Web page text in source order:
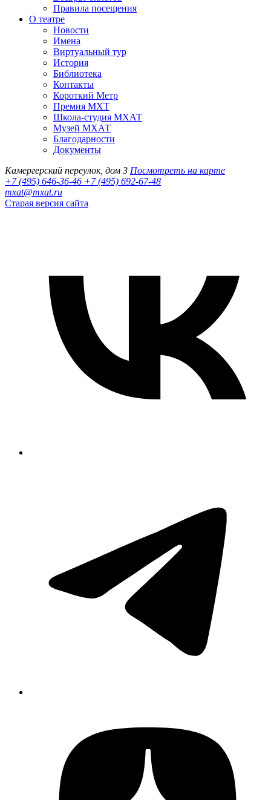
Правила посещения
О театре
Новости
Имена
Виртуальный тур
История
Библиотека
Контакты
Короткий Метр
Премия МХТ
Школа-студия МХАТ
Музей МХАТ
Благодарности
Документы
Камергерский переулок, дом 3 Посмотреть на карте
+7 (495) 646-36-46 +7 (495) 692-67-48‬
mxat@mxat.ru
Старая версия сайта